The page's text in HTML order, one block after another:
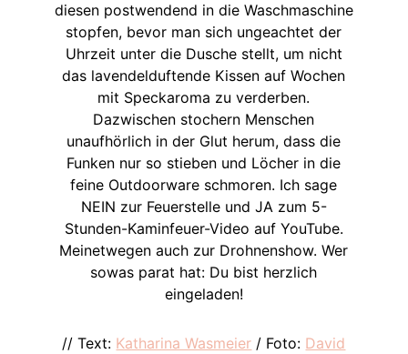
diesen postwendend in die Waschmaschine
stopfen, bevor man sich ungeachtet der
Uhrzeit unter die Dusche stellt, um nicht
das lavendelduftende Kissen auf Wochen
mit Speckaroma zu verderben.
Dazwischen stochern Menschen
unaufhörlich in der Glut herum, dass die
Funken nur so stieben und Löcher in die
feine Outdoorware schmoren. Ich sage
NEIN zur Feuerstelle und JA zum 5-
Stunden-Kaminfeuer-Video auf YouTube.
Meinetwegen auch zur Drohnenshow. Wer
sowas parat hat: Du bist herzlich
eingeladen!
// Text: Katharina Wasmeier / Foto: David